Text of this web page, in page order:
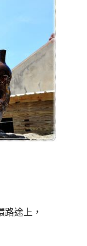
途上，